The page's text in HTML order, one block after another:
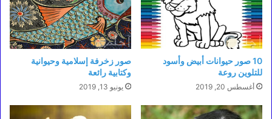
10 صور حيوانات أبيض وأسود
للتلوين روعة
أغسطس 20, 2019
صور زخرفة إسلامية وحيوانية
وكتابية رائعة
يونيو 13, 2019